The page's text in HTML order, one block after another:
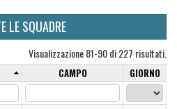
LE SQUADRE
Visualizzazione 81-90 di 227 risultati.
CAMPO GIORNO